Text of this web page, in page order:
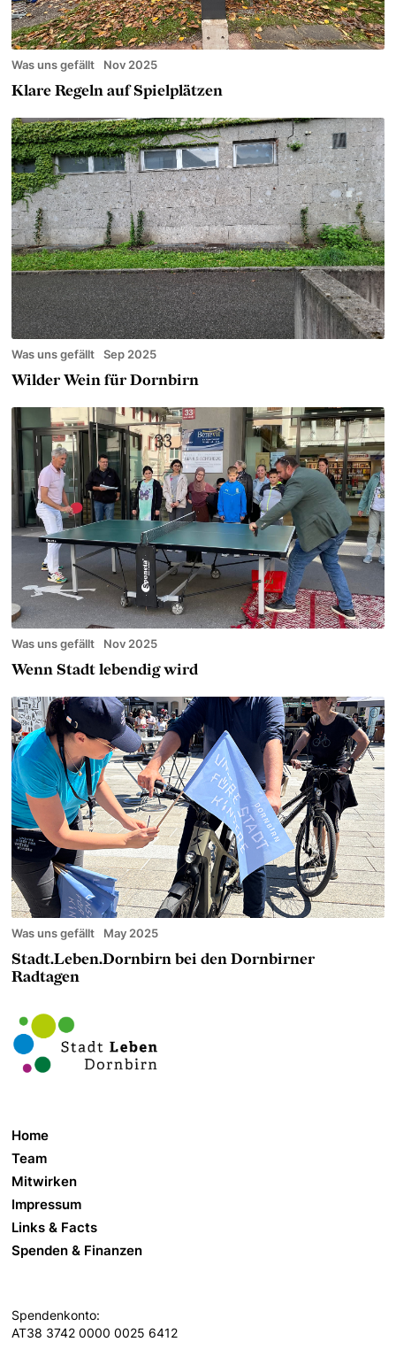
Was uns gefällt Nov 2025
Klare Regeln auf Spielplätzen
Was uns gefällt Sep 2025
Wilder Wein für Dornbirn
Was uns gefällt Nov 2025
Wenn Stadt lebendig wird
Was uns gefällt May 2025
Stadt.Leben.Dornbirn bei den Dornbirner
Radtagen
Home
Team
Mitwirken
Impressum
Links & Facts
Spenden & Finanzen
Spendenkonto:
AT38 3742 0000 0025 6412